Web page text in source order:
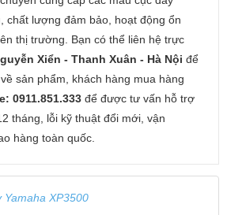
chất lượng đảm bảo, hoạt động ổn
thị trường. Bạn có thể liên hệ trực
Xiển - Thanh Xuân - Hà Nội để
sản phẩm, khách hàng mua hàng
0911.851.333 để được tư vấn hỗ trợ
tháng, lỗi kỹ thuật đổi mới, vận
hàng toàn quốc.
Yamaha XP3500